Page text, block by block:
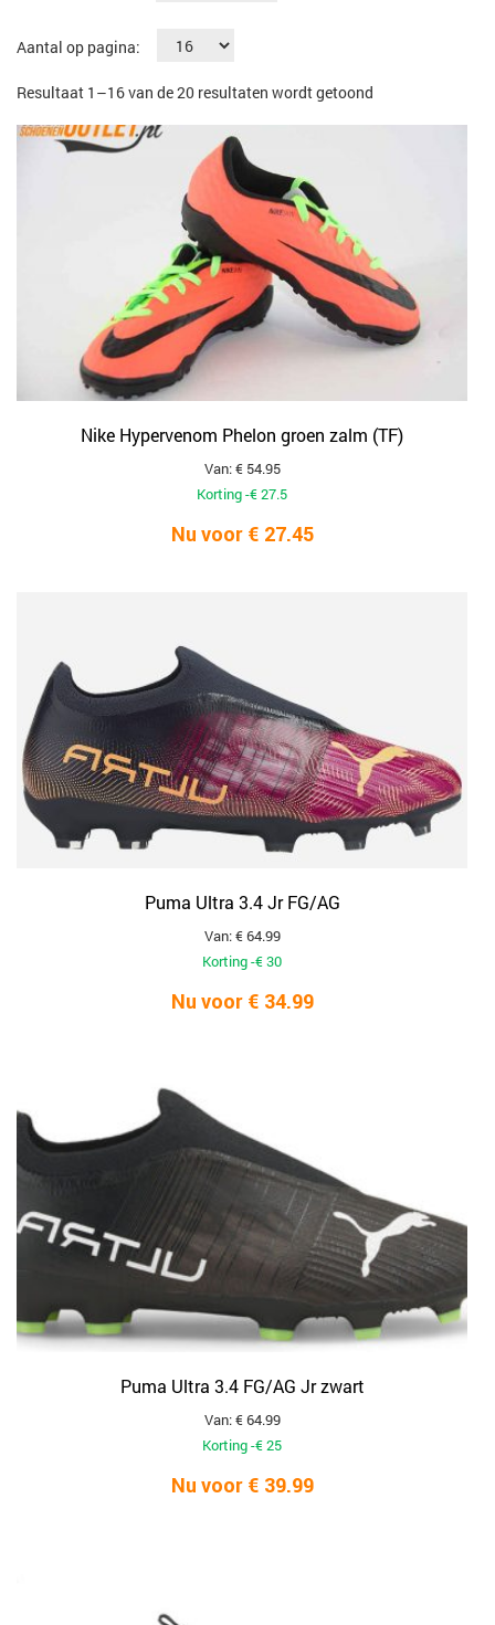
Aantal op pagina:
Resultaat 1–16 van de 20 resultaten wordt getoond
Nike Hypervenom Phelon groen zalm (TF)
Van: € 54.95
Korting -€ 27.5
Nu voor € 27.45
Puma Ultra 3.4 Jr FG/AG
Van: € 64.99
Korting -€ 30
Nu voor € 34.99
Puma Ultra 3.4 FG/AG Jr zwart
Van: € 64.99
Korting -€ 25
Nu voor € 39.99